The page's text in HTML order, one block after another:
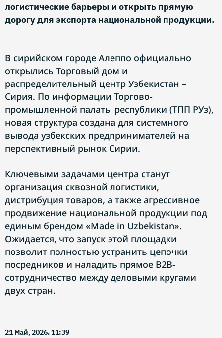
логистические барьеры и открыть прямую
дорогу для экспорта национальной продукции.
В сирийском городе Алеппо официально
открылись Торговый дом и
распределительный центр Узбекистан –
Сирия. По информации Торгово-
промышленной палаты республики (ТПП РУз),
новая структура создана для системного
вывода узбекских предпринимателей на
перспективный рынок Сирии.
Ключевыми задачами центра станут
организация сквозной логистики,
дистрибуция товаров, а также агрессивное
продвижение национальной продукции под
единым брендом «Made in Uzbekistan».
Ожидается, что запуск этой площадки
позволит полностью устранить цепочки
посредников и наладить прямое B2B-
сотрудничество между деловыми кругами
двух стран.
21 Май, 2026. 11:39